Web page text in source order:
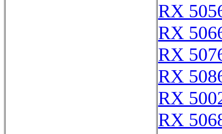
RX
RX
RX
RX
RX
RX